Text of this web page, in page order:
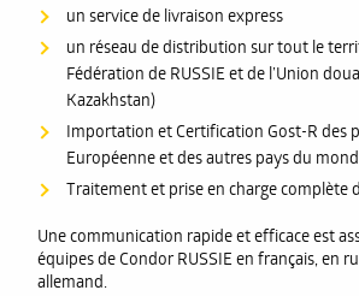
un service de livraison express
un réseau de distribution sur tout le
Fédération de RUSSIE et de l’Union
Kazakhstan)
Importation et Certification Gost-R des
Européenne et des autres pays du
Traitement et prise en charge complète
Une communication rapide et efficace est
équipes de Condor RUSSIE en français, en
allemand.